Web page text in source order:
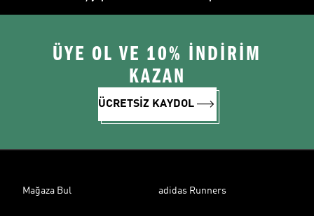
ÜYE OL VE 10% İNDİRİM
KAZAN
ÜCRETSİZ KAYDOL
Mağaza Bul adidas Runners